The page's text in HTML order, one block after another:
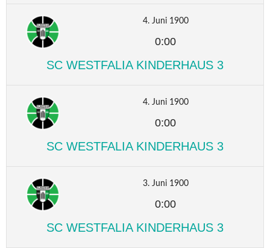
4. Juni 1900
0:00
SC WESTFALIA KINDERHAUS 3
4. Juni 1900
0:00
SC WESTFALIA KINDERHAUS 3
3. Juni 1900
0:00
SC WESTFALIA KINDERHAUS 3